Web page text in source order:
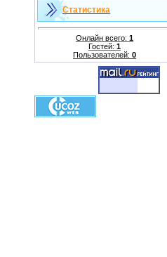
Статистика
Онлайн всего: 1
Гостей: 1
Пользователей: 0